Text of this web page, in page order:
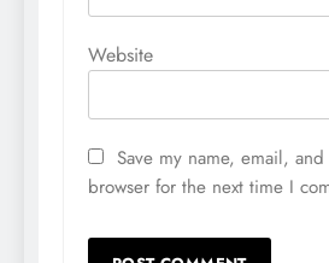
Website
Save my name, email,
browser for the next time I